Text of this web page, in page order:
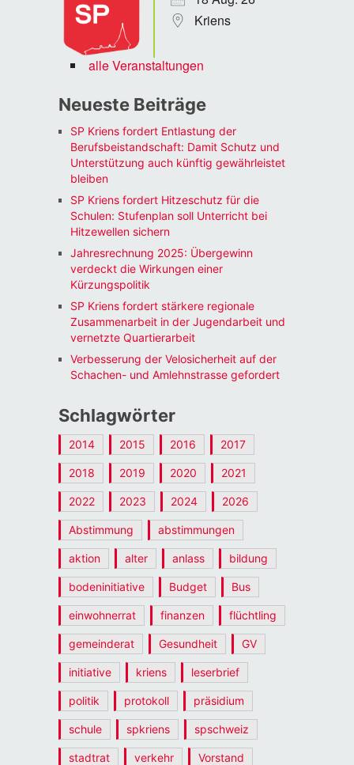
Kriens
alle Veranstaltungen
Neueste Beiträge
SP Kriens fordert Entlastung der
Berufsbeistandschaft: Damit Schutz und
Unterstützung auch künftig gewährleistet
bleiben
SP Kriens fordert Hitzeschutz für die
Schulen: Stufenplan soll Unterricht bei
Hitzewellen sichern
Jahresrechnung 2025: Übergewinn
verdeckt die Wirkungen einer
Kürzungspolitik
SP Kriens fordert stärkere regionale
Zusammenarbeit in der Jugendarbeit und
vernetzte Quartierarbeit
Verbesserung der Velosicherheit auf der
Schachen- und Amlehnstrasse gefordert
Schlagwörter
2014 2015 2016 2017
2018 2019 2020 2021
2022 2023 2024 2026
Abstimmung abstimmungen
aktion alter anlass bildung
bodeninitiative Budget Bus
einwohnerrat finanzen flüchtling
gemeinderat Gesundheit GV
initiative kriens leserbrief
politik protokoll präsidium
schule spkriens spschweiz
stadtrat verkehr Vorstand